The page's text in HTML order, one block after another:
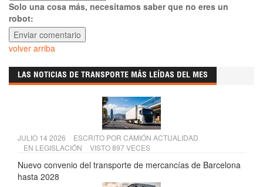
Solo una cosa más, necesitamos saber que no eres un
robot:
volver arriba
LAS NOTICIAS DE TRANSPORTE MÁS LEÍDAS DEL MES
JULIO 14 2026 ESCRITO POR CAMIÓN ACTUALIDAD
EN LEGISLACIÓN VISTO 897 VECES
Nuevo convenio del transporte de mercancías de Barcelona
hasta 2028